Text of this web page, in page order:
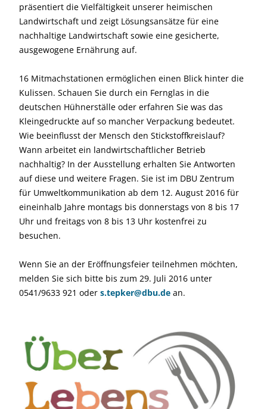
präsentiert die Vielfältigkeit unserer heimischen
Landwirtschaft und zeigt Lösungsansätze für eine
nachhaltige Landwirtschaft sowie eine gesicherte,
ausgewogene Ernährung auf.
16 Mitmachstationen ermöglichen einen Blick hinter die
Kulissen. Schauen Sie durch ein Fernglas in die
deutschen Hühnerställe oder erfahren Sie was das
Kleingedruckte auf so mancher Verpackung bedeutet.
Wie beeinflusst der Mensch den Stickstoffkreislauf?
Wann arbeitet ein landwirtschaftlicher Betrieb
nachhaltig? In der Ausstellung erhalten Sie Antworten
auf diese und weitere Fragen. Sie ist im DBU Zentrum
für Umweltkommunikation ab dem 12. August 2016 für
eineinhalb Jahre montags bis donnerstags von 8 bis 17
Uhr und freitags von 8 bis 13 Uhr kostenfrei zu
besuchen.
Wenn Sie an der Eröffnungsfeier teilnehmen möchten,
melden Sie sich bitte bis zum 29. Juli 2016 unter
0541/9633 921 oder s.tepker@dbu.de an.